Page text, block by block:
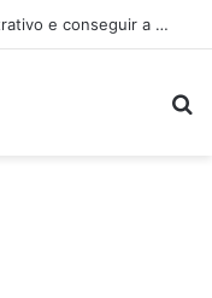
Como trabalhar de Auxiliar Administrativo e conseguir a primeira vaga rápido